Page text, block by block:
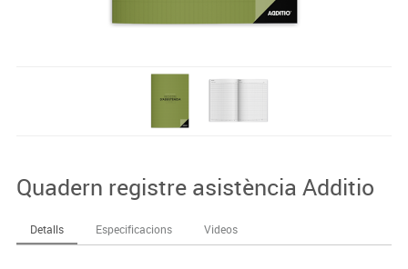
Quadern registre asistència Additio
Detalls Especificacions Videos